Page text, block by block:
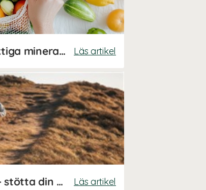
Stor guide till våra livsviktiga mineraler Läs artikel
Kosttillskott för löpning - stötta din prestation och återhämtning! Läs artikel